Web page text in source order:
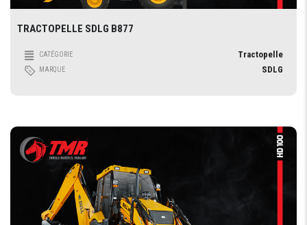
TRACTOPELLE SDLG B877
CATÉGORIE Tractopelle
MARQUE SDLG